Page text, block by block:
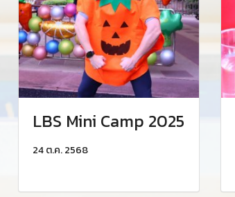
LBS Mini Camp 2025
24 ต.ค. 2568